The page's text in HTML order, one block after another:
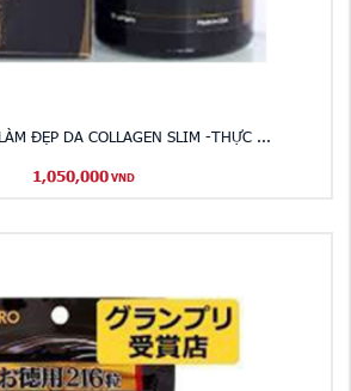
ĐẸP DA COLLAGEN SLIM -THỰC ...
1,050,000 VND